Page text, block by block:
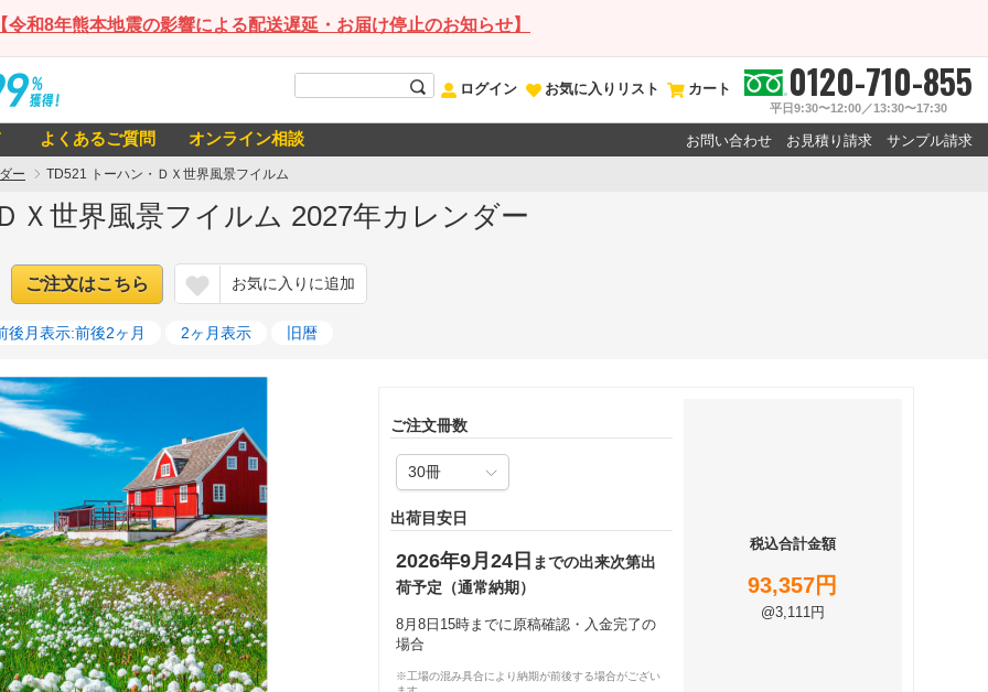
令和8年熊本地震の影響による配送遅延・お届け停止のお知らせ】
ログイン お気に入りリスト カート 0120-710-855
平日9:30〜12:00／13:30〜17:30
よくあるご質問 オンライン相談 お問い合わせ お見積り請求 サンプル請求
ー TD521 トーハン・ＤＸ世界風景フイルム
Ｘ世界風景フイルム 2027年カレンダー
ご注文はこちら お気に入りに追加
後月表示:前後2ヶ月 2ヶ月表示 旧暦
ご注文冊数
出荷目安日
2026年9月24日 までの出来次第出
荷予定（通常納期）
8月8日15時までに原稿確認・入金完了の
場合
※工場の混み具合により納期が前後する場合がござい
税込合計金額
93,357円
@3,111円